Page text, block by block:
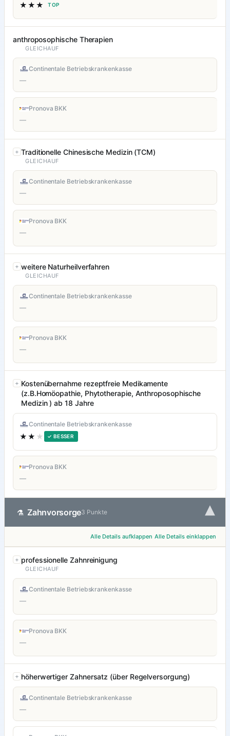
★★★ TOP
anthroposophische Therapien
GLEICHAUF
Continentale Betriebskrankenkasse
—
Pronova BKK
—
Traditionelle Chinesische Medizin (TCM)
GLEICHAUF
Continentale Betriebskrankenkasse
—
Pronova BKK
—
weitere Naturheilverfahren
GLEICHAUF
Continentale Betriebskrankenkasse
—
Pronova BKK
—
Kostenübernahme rezeptfreie Medikamente
(z.B.Homöopathie, Phytotherapie, Anthroposophische
Medizin ) ab 18 Jahre
Continentale Betriebskrankenkasse
★★ ★ ✓ BESSER
Pronova BKK
—
⚗ Zahnvorsorge3 Punkte ▾
Alle Details aufklappen Alle Details einklappen
professionelle Zahnreinigung
GLEICHAUF
Continentale Betriebskrankenkasse
—
Pronova BKK
—
höherwertiger Zahnersatz (über Regelversorgung)
Continentale Betriebskrankenkasse
—